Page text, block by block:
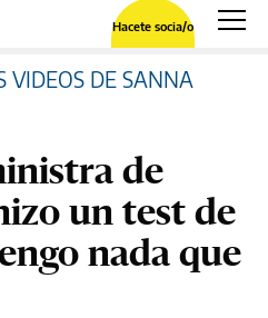
Hacete socia/o
VIDEOS DE SANNA
de
un test de
nada que